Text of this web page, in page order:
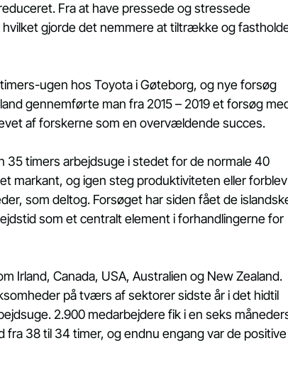
Fra at have pressede og stressede
gjorde det nemmere at tiltrække og
ugen hos Toyota i Gøteborg, og nye forsøg
gennemførte man fra 2015 – 2019 et forsøg
af forskerne som en overvældende succes.
timers arbejdsuge i stedet for de normale 40
markant, og igen steg produktiviteten eller
som deltog. Forsøget har siden fået de
som et centralt element i forhandlingerne for
Irland, Canada, USA, Australien og New Zealand.
på tværs af sektorer sidste år i det hidtil
2.900 medarbejdere fik i en seks
fra 38 til 34 timer, og endnu engang var de